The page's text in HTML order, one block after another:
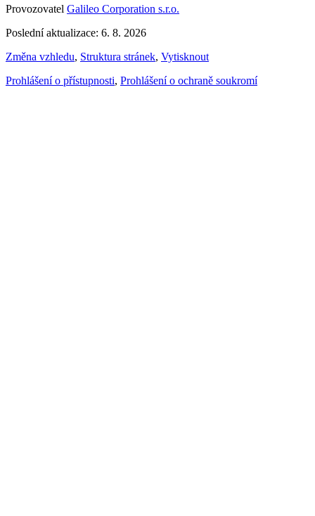
Provozovatel Galileo Corporation s.r.o.
Poslední aktualizace: 6. 8. 2026
Změna vzhledu, Struktura stránek, Vytisknout
Prohlášení o přístupnosti, Prohlášení o ochraně soukromí